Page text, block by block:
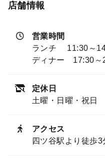
店舗情報
営業時間
ランチ 11:30～
ディナー 17:30～
定休日
土曜・日曜・祝日
アクセス
四ツ谷駅より徒歩3